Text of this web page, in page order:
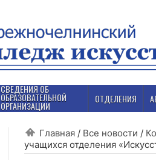
СВЕДЕНИЯ ОБ
ОБРАЗОВАТЕЛЬНОЙ
ОРГАНИЗАЦИИ
ОТДЕЛЕНИЯ
Главная / Все новости /
учащихся отделения